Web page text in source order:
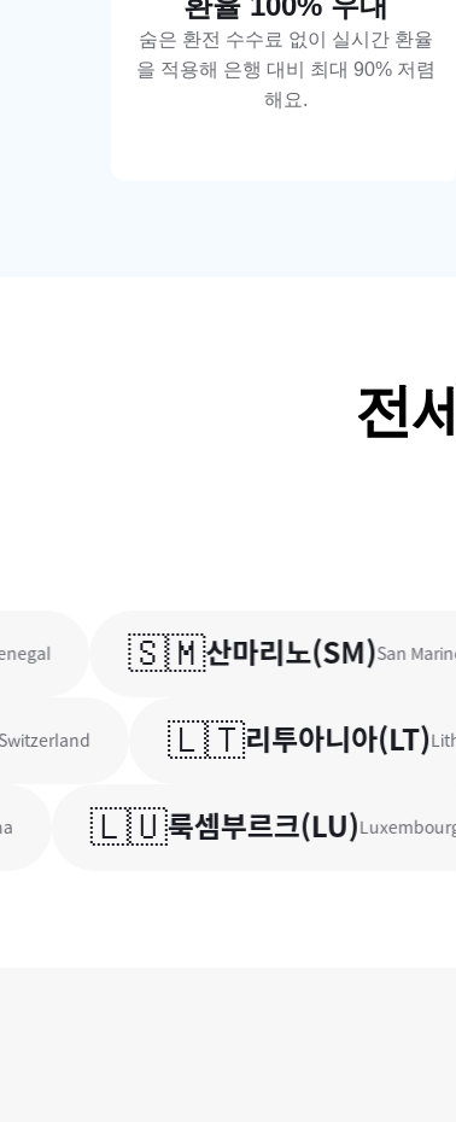
숨은 환전 수수료 없이 실시간 환율
을 적용해 은행 대비 최대 90% 저렴
해요.
전
🇸🇲 산마리노(SM)San Marino
🇱🇹 리투아니아(LT)
🇱🇺 룩셈부르크(LU) Luxembourg